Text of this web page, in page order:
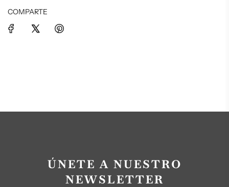
COMPARTE
ÚNETE A NUESTRO
NEWSLETTER